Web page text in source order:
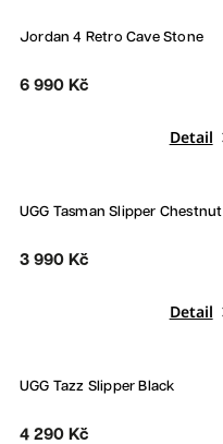
New Balance
UGG
Jordan 4 Retro Cave Stone
6 990 Kč
Detail
UGG Tasman Slipper Chestnut
3 990 Kč
Detail
UGG Tazz Slipper Black
4 290 Kč